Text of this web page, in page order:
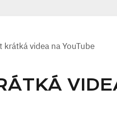
krátká videa na YouTube